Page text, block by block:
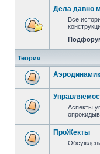
Дела давно
Все
Теория
Аспекты
ПроЖекты